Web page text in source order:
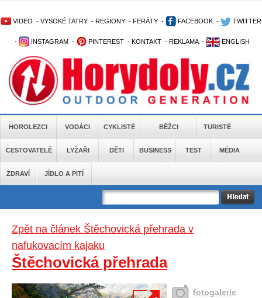
VIDEO - VYSOKÉ TATRY - REGIONY - FERÁTY - FACEBOOK - TWITTER
- INSTAGRAM - PINTEREST - KONTAKT - REKLAMA - ENGLISH
HOROLEZCI VODÁCI CYKLISTÉ BĚŽCI TURISTÉ
CESTOVATELÉ LYŽAŘI DĚTI BUSINESS TEST MÉDIA
ZDRAVÍ JÍDLO A PITÍ
Zpět na článek Štěchovická přehrada v
nafukovacím kajaku
Štěchovická přehrada
fotogalerie